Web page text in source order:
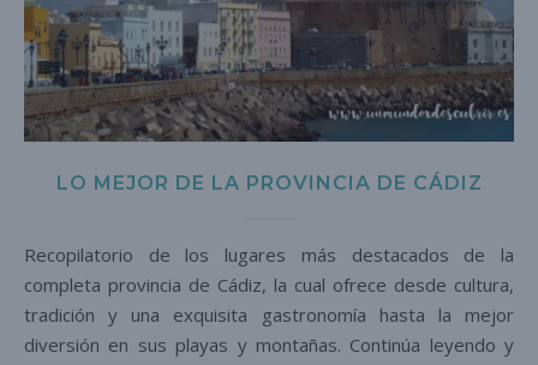
LO MEJOR DE LA PROVINCIA DE CÁDIZ
Recopilatorio de los lugares más destacados de la
completa provincia de Cádiz, la cual ofrece desde cultura,
tradición y una exquisita gastronomía hasta la mejor
diversión en sus playas y montañas. Continúa leyendo y